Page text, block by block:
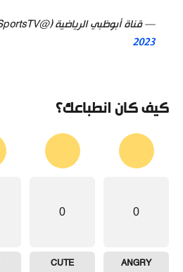
— قناة أبوظبي الرياضية (@ADSportsTV)
2023
كيف كان انطباعك؟
0
ANGRY
0
CUTE